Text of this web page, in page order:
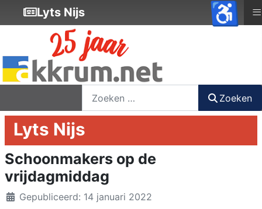
Zoeken
Lyts Nijs
Schoonmakers op de
vrijdagmiddag
DetailsGepubliceerd: 14 januari 2022
Lyts Nijs ≡
♿